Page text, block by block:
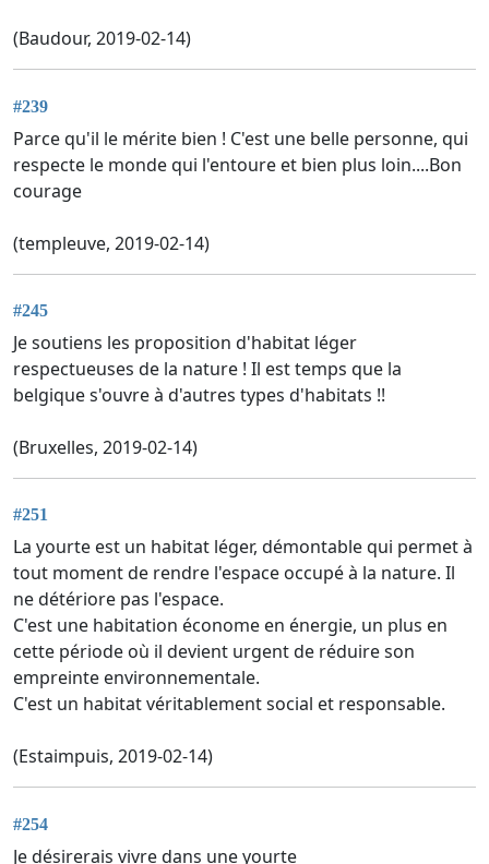
(Baudour, 2019-02-14)
#239
Parce qu'il le mérite bien ! C'est une belle personne, qui
respecte le monde qui l'entoure et bien plus loin....Bon
courage
(templeuve, 2019-02-14)
#245
Je soutiens les proposition d'habitat léger
respectueuses de la nature ! Il est temps que la
belgique s'ouvre à d'autres types d'habitats !!
(Bruxelles, 2019-02-14)
#251
La yourte est un habitat léger, démontable qui permet à
tout moment de rendre l'espace occupé à la nature. Il
ne détériore pas l'espace.
C'est une habitation économe en énergie, un plus en
cette période où il devient urgent de réduire son
empreinte environnementale.
C'est un habitat véritablement social et responsable.
(Estaimpuis, 2019-02-14)
#254
Je désirerais vivre dans une yourte